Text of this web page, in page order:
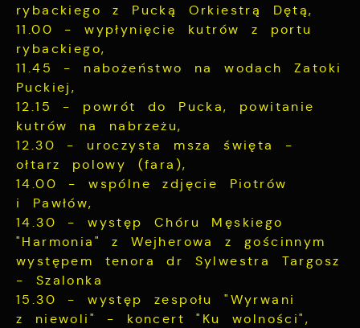
rybackiego z Pucką Orkiestrą Dętą,
11.00 - wypłynięcie kutrów z portu
rybackiego,
11.45 - nabożeństwo na wodach Zatoki
Puckiej,
12.15 - powrót do Pucka, powitanie
kutrów na nabrzeżu,
12.30 - uroczysta msza święta -
ołtarz polowy (fara),
14.00 - wspólne zdjęcie Piotrów
i Pawłów,
14.30 - występ Chóru Męskiego
"Harmonia" z Wejherowa z gościnnym
występem tenora dr Sylwestra Targosz
- Szalonka
15.30 - występ zespołu "Wyrwani
z niewoli" - koncert "Ku wolności",
Cookies analityczne pozwalają na uzyskanie
informacji w zakresie wykorzystywania
witryny internetowej, miejsca oraz
serwisy www. Dane pozwalają nam na
ocenę naszych serwisów internetowych pod
względem ich popularności wśród
użytkowników. Zgromadzone informacje są
przetwarzane w formie zanonimizowanej.
Wyrażenie zgody na analityczne pliki
cookies gwarantuje dostępność wszystkich
funkcjonalności.
Więcej
Reklamowe
Dzięki reklamowym plikom cookies
prezentujemy Ci najciekawsze informacje i
aktualności na stronach naszych partnerów.
Promocyjne pliki cookies służą do
prezentowania Ci naszych komunikatów na
podstawie analizy Twoich upodobań oraz
Twoich zwyczajów dotyczących przeglądanej
witryny internetowej. Treści promocyjne
mogą pojawić się na stronach podmiotów
trzecich lub firm będących naszymi
partnerami oraz innych dostawców usług.
Firmy te działają w charakterze